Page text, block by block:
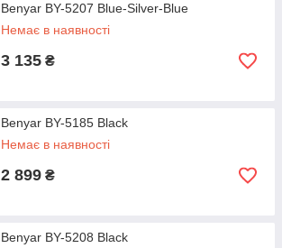
Benyar BY-5207 Blue-Silver-Blue
Немає в наявності
3 135 ₴
Benyar BY-5185 Black
Немає в наявності
2 899 ₴
Benyar BY-5208 Black